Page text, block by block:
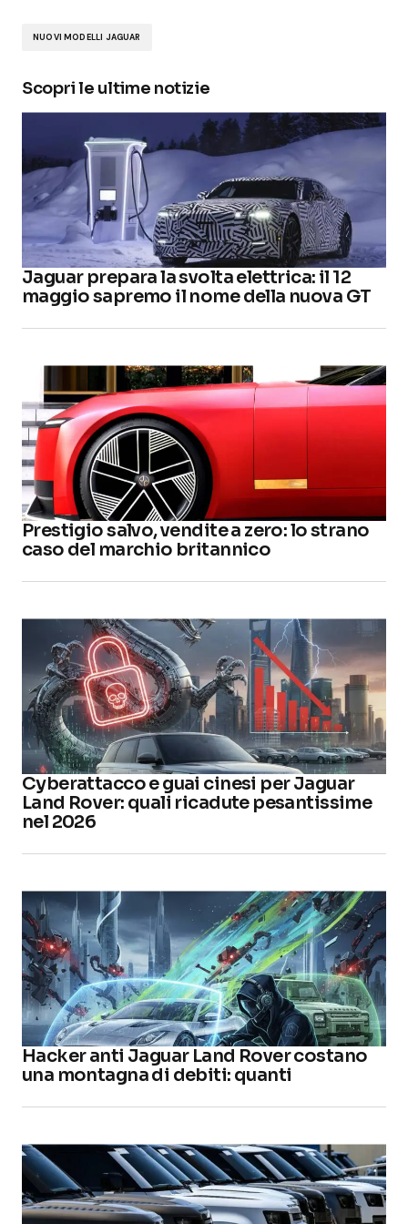
NUOVI MODELLI JAGUAR
Scopri le ultime notizie
Jaguar prepara la svolta elettrica: il 12
maggio sapremo il nome della nuova GT
Prestigio salvo, vendite a zero: lo strano
caso del marchio britannico
Cyberattacco e guai cinesi per Jaguar
Land Rover: quali ricadute pesantissime
nel 2026
Hacker anti Jaguar Land Rover costano
una montagna di debiti: quanti